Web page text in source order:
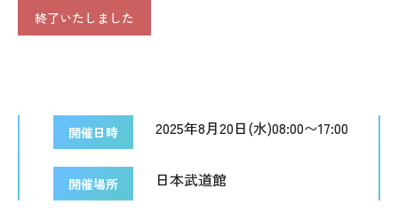
終了いたしました
開催日時 2025年8月20日(水)08:00〜17:00
開催場所 日本武道館